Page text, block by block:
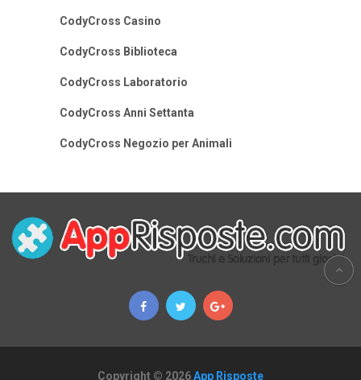
CodyCross Casino
CodyCross Biblioteca
CodyCross Laboratorio
CodyCross Anni Settanta
CodyCross Negozio per Animali
Copyright © 2026App Risposte